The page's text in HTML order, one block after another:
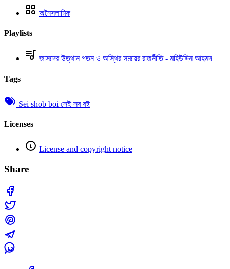
অনৈসলামিক
Playlists
জাসদের উত্থান পতন ও অস্থির সময়ের রাজনীতি - মহিউদ্দিন আহমদ
Tags
Sei shob boi সেই সব বই
Licenses
License and copyright notice
Share